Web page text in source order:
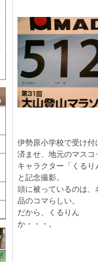
伊勢原小学校で受け付
済ませ、地元のマスコ
キャラクター「くるり
と記念撮影。
頭に被っているのは、
品のコマらしい。
だから、くるりん
か・・・。